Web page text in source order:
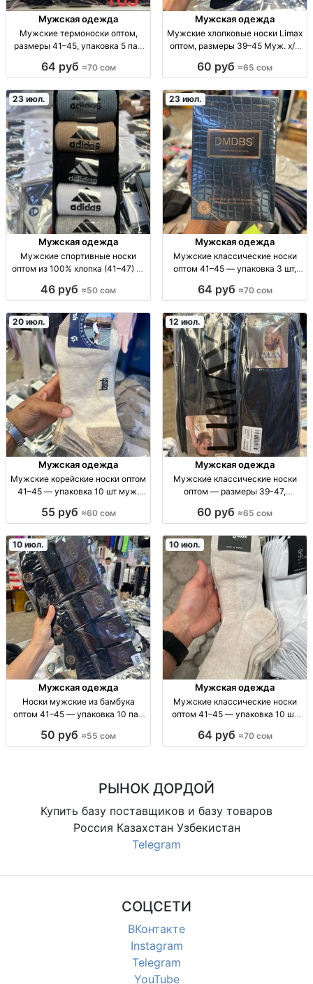
Мужская одежда
Мужские термоноски оптом,
размеры 41–45, упаковка 5 пар
5 шт., опт.
64 руб ≈70 сом
Мужская одежда
Мужские хлопковые носки Limax
оптом, размеры 39–45 Муж. х/б
пар, 65 сом.
60 руб ≈65 сом
23 июл.
Мужская одежда
Мужские спортивные носки
оптом из 100% хлопка (41–47) —
опт, 100% хлопок, р-р 41-47, упак.
46 руб ≈50 сом
23 июл.
Мужская одежда
Мужские классические носки
оптом 41–45 — упаковка 3 шт,
классич., р-ры 41-45, упак. 3 шт,
магазина/розницы.
64 руб ≈70 сом
20 июл.
Мужская одежда
Мужские корейские носки оптом
41–45 — упаковка 10 шт муж.
упак. 10 шт, 60 KGS/упак. без
55 руб ≈60 сом
12 июл.
Мужская одежда
Мужские классические носки
оптом — размеры 39-47,
класcич. опт; р-ры 39-41/41-
поставка по регионам СНГ
60 руб ≈65 сом
10 июл.
Мужская одежда
Носки мужские из бамбука
оптом 41–45 — упаковка 10 пар
состав бамбук, комфорт/
50 руб ≈55 сом
10 июл.
Мужская одежда
Мужские классические носки
оптом 41–45 — упаковка 10 шт
фас. 10 шт/уп, повседн. стиль,
64 руб ≈70 сом
РЫНОК ДОРДОЙ
Купить базу поставщиков и базу товаров
Россия Казахстан Узбекистан
Telegram
СОЦСЕТИ
ВКонтакте
Instagram
Telegram
YouTube